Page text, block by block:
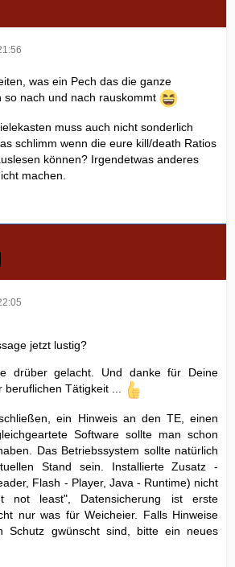
was ein Pech das die ganze
so nach und nach rauskommt
muss auch nicht sonderlich
schlimm wenn die eure kill/death Ratios
können? Irgendetwas anderes
machen.
jetzt lustig?
drüber gelacht. Und danke für Deine
Tätigkeit ...
ein Hinweis an den TE, einen
Software sollte man schon
Das Betriebssystem sollte natürlich
Stand sein. Installierte Zusatz -
Flash - Player, Java - Runtime) nicht
not least", Datensicherung ist erste
nur was für Weicheier. Falls Hinweise
Schutz gwünscht sind, bitte ein neues